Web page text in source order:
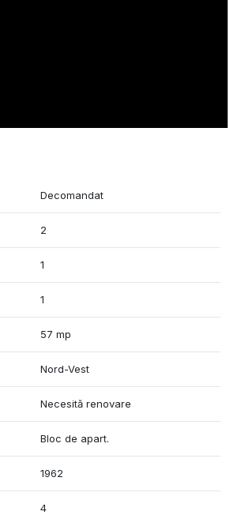
Decomandat
2
1
1
57 mp
Nord-Vest
Necesită renovare
Bloc de apart.
1962
4